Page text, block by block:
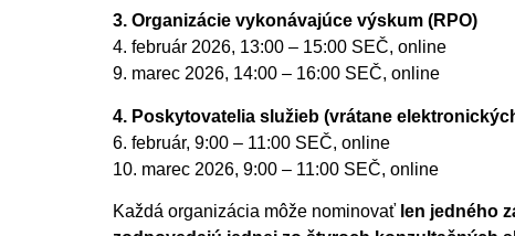
3. Organizácie vykonávajúce výskum (RPO)
4. február 2026, 13:00 – 15:00 SEČ, online
9. marec 2026, 14:00 – 16:00 SEČ, online
4. Poskytovatelia služieb (vrátane
6. február, 9:00 – 11:00 SEČ, online
10. marec 2026, 9:00 – 11:00 SEČ, online
Každá organizácia môže nominovať len jedného